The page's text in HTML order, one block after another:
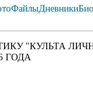
ФайлыДневники
"КУЛЬТА
ГОДА